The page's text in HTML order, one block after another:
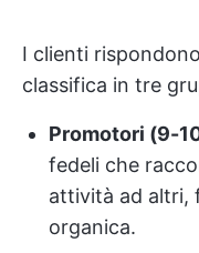
I clienti
classifica in tre
Promotori (9-
fedeli che
attività ad altri,
organica.